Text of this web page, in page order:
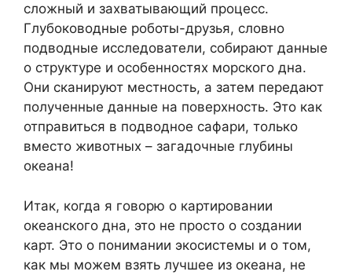
сложный и захватывающий процесс.
Глубоководные роботы-друзья, словно
подводные исследователи, собирают данные
о структуре и особенностях морского дна.
Они сканируют местность, а затем передают
полученные данные на поверхность. Это как
отправиться в подводное сафари, только
вместо животных – загадочные глубины
океана!
Итак, когда я говорю о картировании
океанского дна, это не просто о создании
карт. Это о понимании экосистемы и о том,
как мы можем взять лучшее из океана, не